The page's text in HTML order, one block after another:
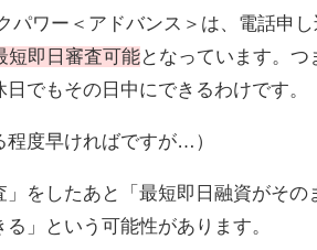
パワー＜アドバンス＞は、電話申し
短即日審査可能となっています。
でもその日中にできるわけです。
程度早ければですが…）
をしたあと「最短即日融資がその
」という可能性があります。